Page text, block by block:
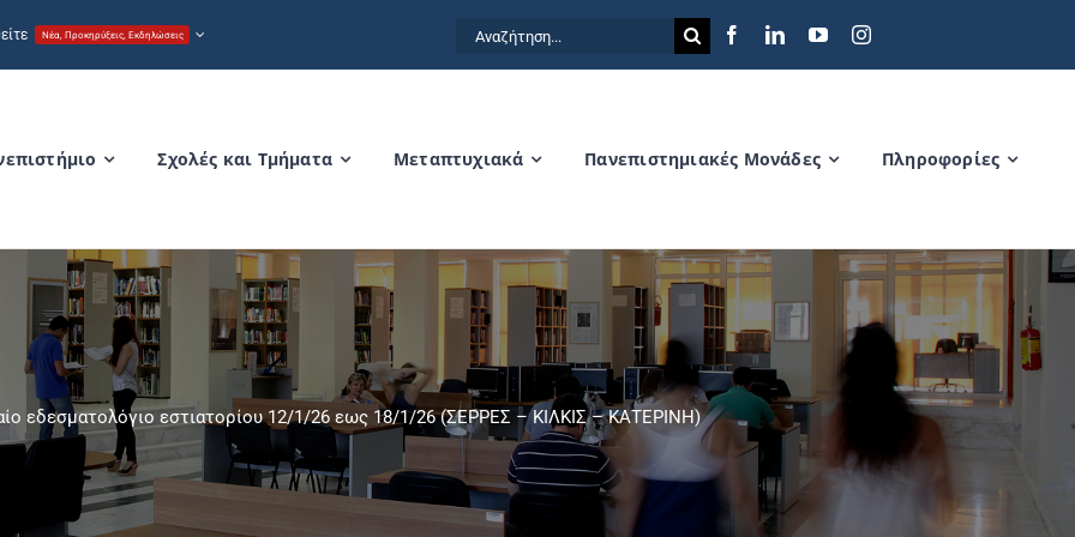
Νέα, Προκηρύξεις, Εκδηλώσεις
Αναζήτηση
for:
Σχολές και Τμήματα Μεταπτυχιακά Πανεπιστημιακές Μονάδες Πληροφορίες
εδεσματολόγιο εστιατορίου 12/1/26 εως 18/1/26 (ΣΕΡΡΕΣ – ΚΙΛΚΙΣ – ΚΑΤΕΡΙΝΗ)